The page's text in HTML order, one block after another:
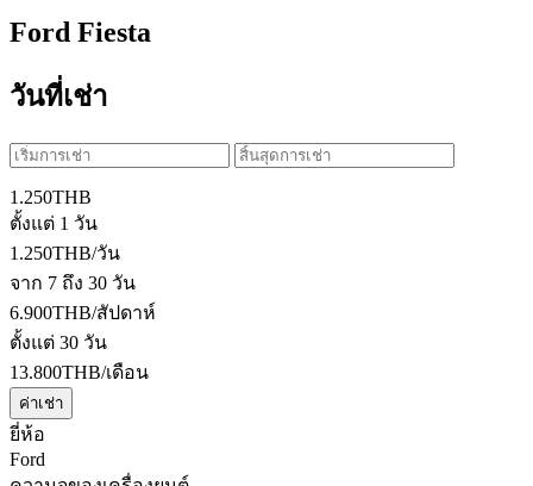
Ford Fiesta
วันที่เช่า
1.250THB
ตั้งแต่ 1 วัน
1.250THB/วัน
จาก 7 ถึง 30 วัน
6.900THB/สัปดาห์
ตั้งแต่ 30 วัน
13.800THB/เดือน
ค่าเช่า
ยี่ห้อ
Ford